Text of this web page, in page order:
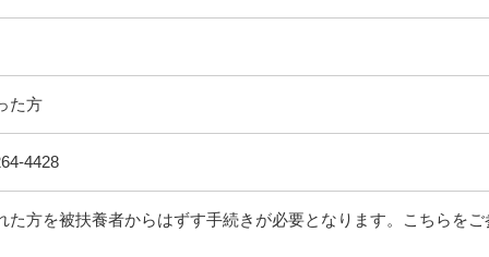
た方
4428
た方を被扶養者からはずす手続きが必要となります。こちらをご